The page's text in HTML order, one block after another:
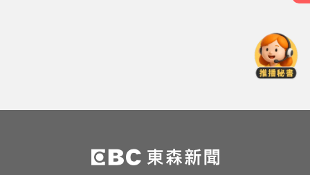
防訊息預告
金牌員工轉投李多慧！剪輯師突暴
紅狂接20業配 Joeman 認：我也會